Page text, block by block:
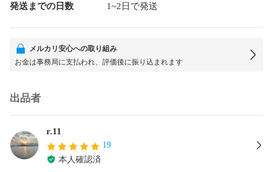
発送までの日数 1~2日で発送
メルカリ安心への取り組み
お金は事務局に支払われ、評価後に振り込まれます
出品者
r.11
19
本人確認済